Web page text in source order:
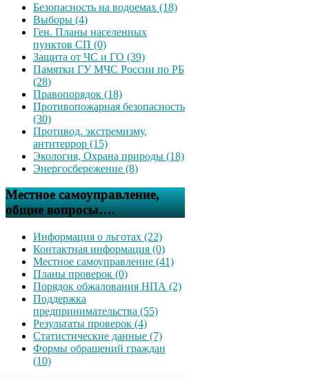
Безопасность на водоемах (18)
Выборы (4)
Ген. Планы населенных
пунктов СП (0)
Защита от ЧС и ГО (39)
Памятки ГУ МЧС России по РБ
(28)
Правопорядок (18)
Противопожарная безопасность
(30)
Противод. экстремизму,
антитеррор (15)
Экология, Охрана природы (18)
Энергосбережение (8)
Местное самоуправление,
общие вопросы….
Информация о льготах (22)
Контактная информация (0)
Местное самоуправление (41)
Планы проверок (0)
Порядок обжалования НПА (2)
Поддержка
предпринимательства (55)
Результаты проверок (4)
Статистические данные (7)
Формы обращений граждан
(10)